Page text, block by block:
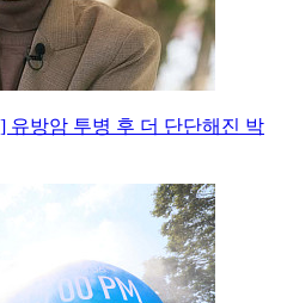
유방암 투병 후 더 단단해진 박